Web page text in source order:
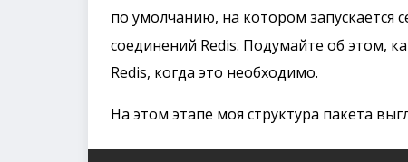
по умолчанию, на котором запускается
соединений Redis. Подумайте об этом,
Redis, когда это необходимо.
На этом этапе моя структура пакета